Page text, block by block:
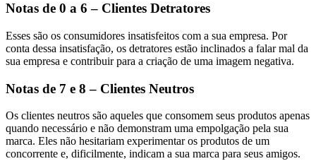
Notas de 0 a 6 – Clientes Detratores
Esses são os consumidores insatisfeitos com a sua empresa. Por
conta dessa insatisfação, os detratores estão inclinados a falar mal da
sua empresa e contribuir para a criação de uma imagem negativa.
Notas de 7 e 8 – Clientes Neutros
Os clientes neutros são aqueles que consomem seus produtos apenas
quando necessário e não demonstram uma empolgação pela sua
marca. Eles não hesitariam experimentar os produtos de um
concorrente e, dificilmente, indicam a sua marca para seus amigos.